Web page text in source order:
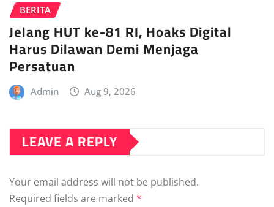
BERITA
Jelang HUT ke-81 RI, Hoaks Digital
Harus Dilawan Demi Menjaga
Persatuan
Admin Aug 9, 2026
LEAVE A REPLY
Your email address will not be published.
Required fields are marked *